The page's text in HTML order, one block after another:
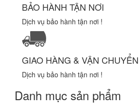
BẢO HÀNH TẬN NƠI
Dịch vụ bảo hành tận nơi !
GIAO HÀNG & VẬN CHUYỂN
Dịch vụ bảo hành tận nơi !
Danh mục sản phẩm